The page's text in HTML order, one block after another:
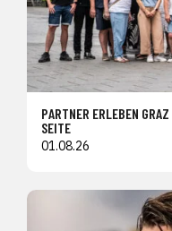
PARTNER ERLEBEN
SEITE
01.08.26